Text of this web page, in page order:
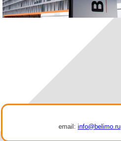
email: info@belimo.ru